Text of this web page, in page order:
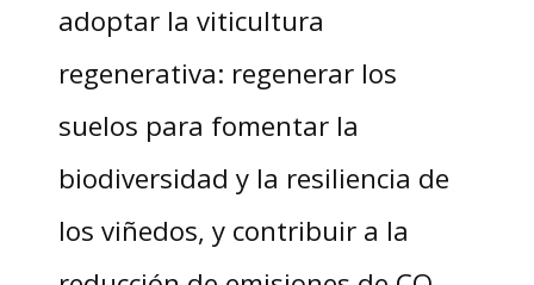
adoptar la viticultura
regenerativa: regenerar los
suelos para fomentar la
biodiversidad y la resiliencia de
los viñedos, y contribuir a la